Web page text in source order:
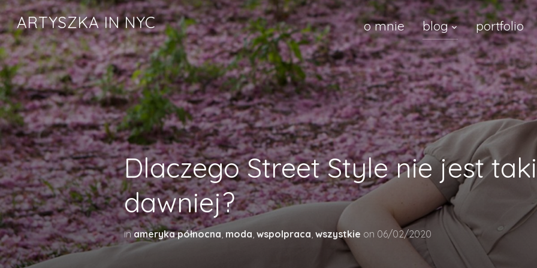
ARTYSZKA IN NYC o mnie blog portfolio
Dlaczego Street Style nie jest
dawniej?
inameryka północna, moda, wspolpraca, wszystkie on 06/02/2020